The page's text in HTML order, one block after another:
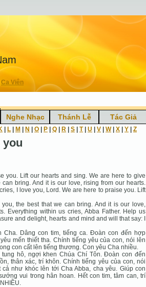
Ca Viên
Nghe Nhạc Thánh Lễ Tác Giả
L M N O P Q R S T| U V W| X Y Z
you
you. Lift our hearts and sing. We are here to give
bring. And it is our love, rising from our hearts.
I love you, Lord. We are here to praise you. Lift
the best that we can bring. And it is our love,
Everything within us cries, Abba Father. Help us
and delight, hearts and mind and will that say: I
Cha. Dâng con tim, tiếng ca. Đoàn con đến hợp
mến thiết tha. Chính tiếng yêu của con, nói lên
con cất lên tiếng thương. Con yêu Cha nhiều.
hô, ngợi khen Chúa Chí Tôn. Đoàn con đến
thân xác, trí khôn. Chính tiếng yêu của con, nói
cả như khóc lên tới Cha Abba, cha yêu. Giúp con
vui trong hân hoan. Hết con tim, tâm can, trí